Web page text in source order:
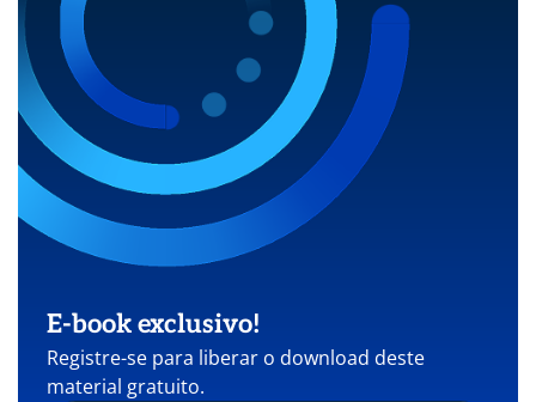
E-book exclusivo!
Registre-se para liberar o download deste
material gratuito.